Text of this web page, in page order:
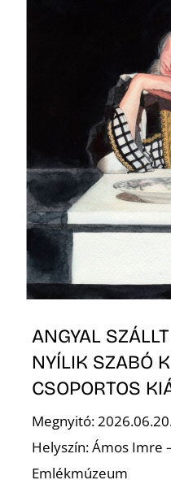
ANGYAL
NYÍLIK SZABÓ
CSOPORTOS
Megnyitó:
Helyszín: Ámos Imre
Emlékmúzeum